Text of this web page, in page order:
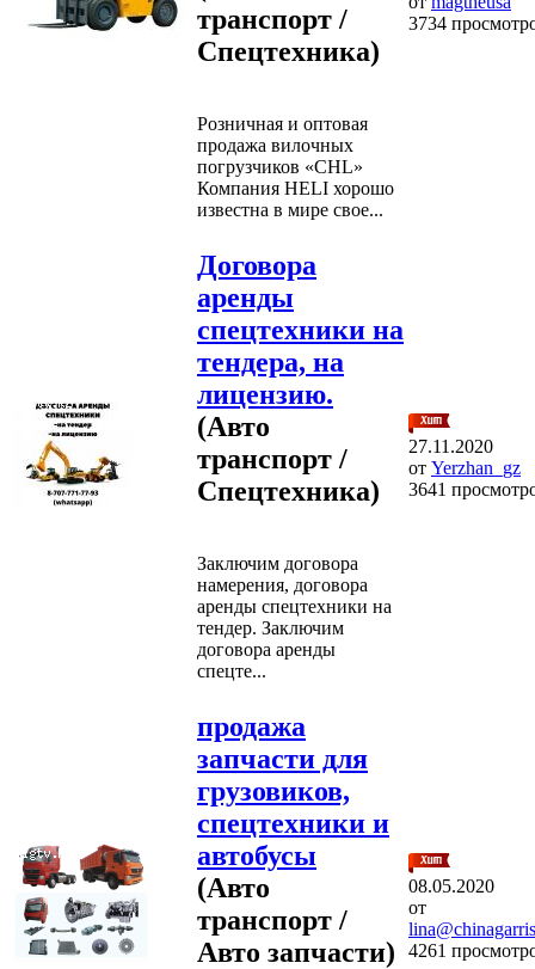
транспорт /
Спецтехника)
Розничная и оптовая
продажа вилочных
погрузчиков «CHL»
Компания HELI хорошо
известна в мире свое...
3734
Договора
аренды
спецтехники на
тендера, на
лицензию.
(Авто
транспорт /
Спецтехника)
Заключим договора
намерения, договора
аренды спецтехники на
тендер. Заключим
договора аренды
спецте...
27.11.2020
от Yerzhan_gz
3641
продажа
запчасти для
грузовиков,
спецтехники и
автобусы
(Авто
транспорт /
Авто запчасти)
08.05.2020
от
4261